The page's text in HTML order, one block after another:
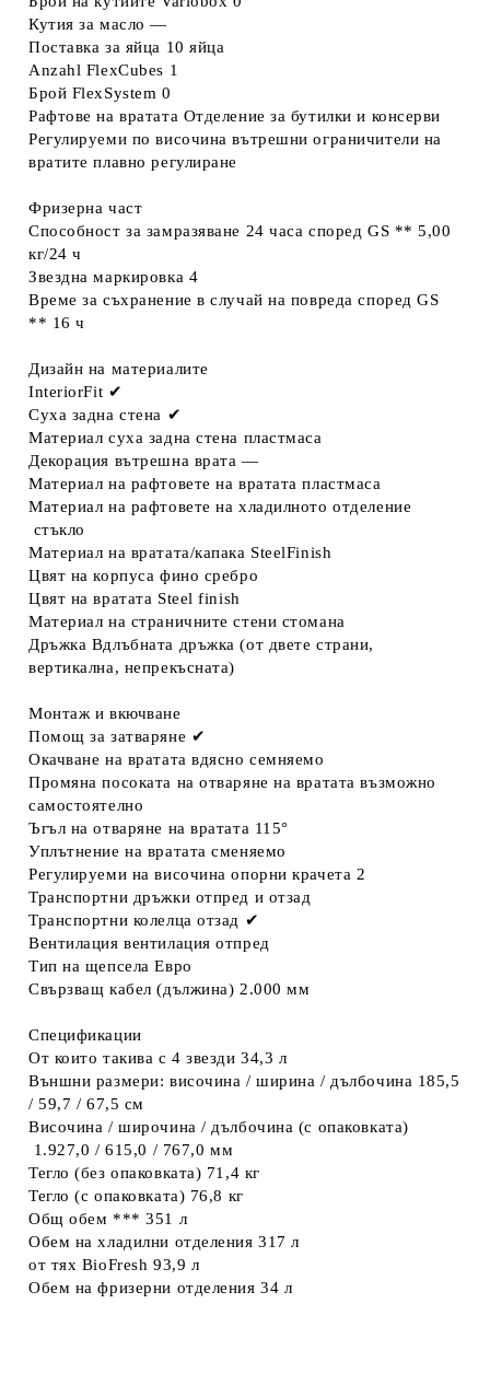
Кутия за масло —
Поставка за яйца 10 яйца
Anzahl FlexCubes 1
Брой FlexSystem 0
Рафтове на вратата Отделение за бутилки и консерви
Регулируеми по височина вътрешни ограничители на
вратите плавно регулиране
Фризерна част
Способност за замразяване 24 часа според GS ** 5,00
кг/24 ч
Звездна маркировка 4
Време за съхранение в случай на повреда според GS
** 16 ч
Дизайн на материалите
InteriorFit ✔
Суха задна стена ✔
Материал суха задна стена пластмаса
Декорация вътрешна врата —
Материал на рафтовете на вратата пластмаса
Материал на рафтовете на хладилното отделение
стъкло
Материал на вратата/капака SteelFinish
Цвят на корпуса фино сребро
Цвят на вратата Steel finish
Материал на страничните стени стомана
Дръжка Вдлъбната дръжка (от двете страни,
вертикална, непрекъсната)
Монтаж и вкючване
Помощ за затваряне ✔
Окачване на вратата вдясно семняемо
Промяна посоката на отваряне на вратата възможно
самостоятелно
Ъгъл на отваряне на вратата 115°
Уплътнение на вратата сменяемо
Регулируеми на височина опорни крачета 2
Транспортни дръжки отпред и отзад
Транспортни колелца отзад ✔
Вентилация вентилация отпред
Тип на щепсела Евро
Свързващ кабел (дължина) 2.000 мм
Спецификации
От които такива с 4 звезди 34,3 л
Външни размери: височина / ширина / дълбочина 185,5
/ 59,7 / 67,5 см
Височина / широчина / дълбочина (с опаковката)
1.927,0 / 615,0 / 767,0 мм
Тегло (без опаковката) 71,4 кг
Тегло (с опаковката) 76,8 кг
Общ обем *** 351 л
Обем на хладилни отделения 317 л
от тях BioFresh 93,9 л
Обем на фризерни отделения 34 л